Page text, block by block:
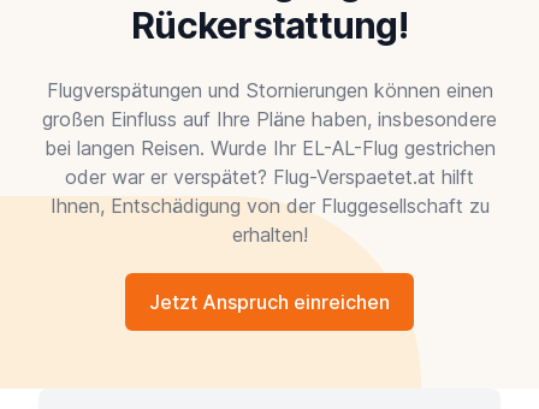
Rückerstattung!
Flugverspätungen und Stornierungen können einen
großen Einfluss auf Ihre Pläne haben, insbesondere
bei langen Reisen. Wurde Ihr EL-AL-Flug gestrichen
oder war er verspätet? Flug-Verspaetet.at hilft
Ihnen, Entschädigung von der Fluggesellschaft zu
erhalten!
Jetzt Anspruch einreichen